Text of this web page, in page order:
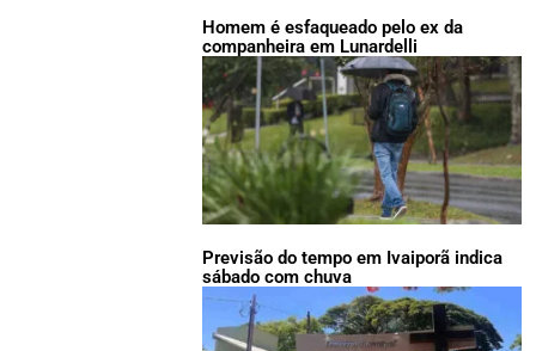
Homem é esfaqueado pelo ex da
companheira em Lunardelli
Previsão do tempo em Ivaiporã indica
sábado com chuva